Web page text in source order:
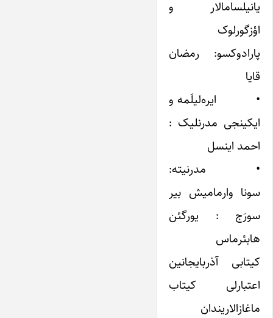
یانیلسامالار و
اؤزگورلوک
پارادوکسو: رمضان
قایا
• ایره‌لیلَمه و
ایکینجی مدرنلیک :
احمد اینسل
• مدرنیته:
سونا وارمامیش بیر
سورَج : یورگئن
هابئرماس
کیتابی آذربایجانین
اعتبارلی کیتاب
ماغازالاریندان